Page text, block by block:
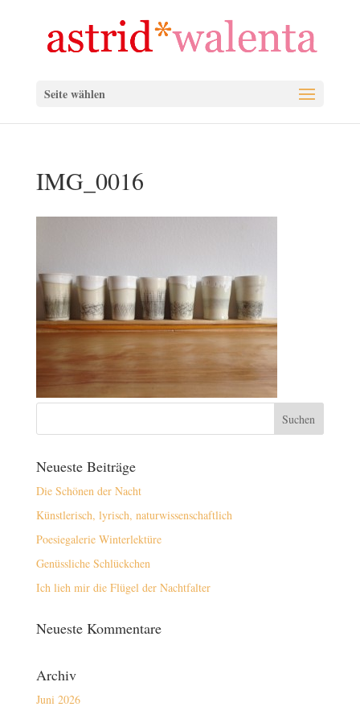
Seite wählen
IMG_0016
Neueste Beiträge
Die Schönen der Nacht
Künstlerisch, lyrisch, naturwissenschaftlich
Poesiegalerie Winterlektüre
Genüssliche Schlückchen
Ich lieh mir die Flügel der Nachtfalter
Neueste Kommentare
Archiv
Juni 2026